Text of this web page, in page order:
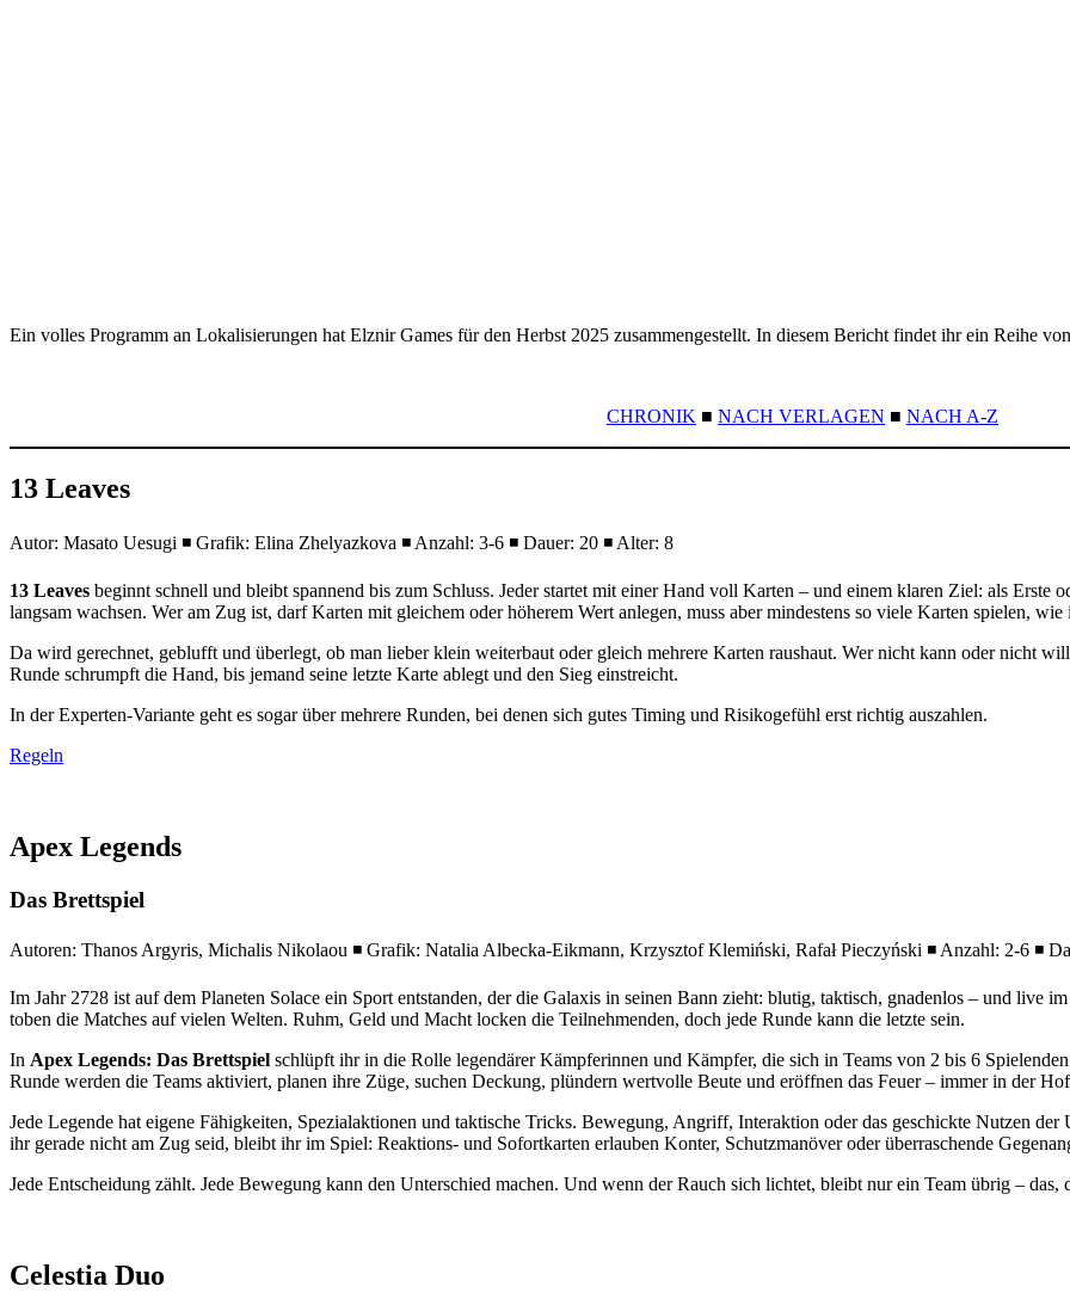
Ein volles Programm an Lokalisierungen hat Elznir Games für den Herbst 2025 zusammengestellt. In diesem Bericht findet ihr ein Reihe
CHRONIK ■ NACH VERLAGEN ■ NACH A-Z
13 Leaves
Autor: Masato Uesugi ◾ Grafik: Elina Zhelyazkova ◾ Anzahl: 3-6 ◾ Dauer: 20 ◾ Alter: 8
13 Leaves beginnt schnell und bleibt spannend bis zum Schluss. Jeder startet mit einer Hand voll Karten – und einem klaren Ziel: als
langsam wachsen. Wer am Zug ist, darf Karten mit gleichem oder höherem Wert anlegen, muss aber mindestens so viele Karten spielen, wie
Da wird gerechnet, geblufft und überlegt, ob man lieber klein weiterbaut oder gleich mehrere Karten raushaut. Wer nicht kann oder nicht
Runde schrumpft die Hand, bis jemand seine letzte Karte ablegt und den Sieg einstreicht.
In der Experten-Variante geht es sogar über mehrere Runden, bei denen sich gutes Timing und Risikogefühl erst richtig auszahlen.
Regeln
Apex Legends
Das Brettspiel
Autoren: Thanos Argyris, Michalis Nikolaou ◾ Grafik: Natalia Albecka-Eikmann, Krzysztof Klemiński, Rafał Pieczyński ◾ Anzahl: 2-6 ◾
Im Jahr 2728 ist auf dem Planeten Solace ein Sport entstanden, der die Galaxis in seinen Bann zieht: blutig, taktisch, gnadenlos – und live
toben die Matches auf vielen Welten. Ruhm, Geld und Macht locken die Teilnehmenden, doch jede Runde kann die letzte sein.
In Apex Legends: Das Brettspiel schlüpft ihr in die Rolle legendärer Kämpferinnen und Kämpfer, die sich in Teams von 2 bis 6
Runde werden die Teams aktiviert, planen ihre Züge, suchen Deckung, plündern wertvolle Beute und eröffnen das Feuer – immer in der
Jede Legende hat eigene Fähigkeiten, Spezialaktionen und taktische Tricks. Bewegung, Angriff, Interaktion oder das geschickte Nutzen
ihr gerade nicht am Zug seid, bleibt ihr im Spiel: Reaktions- und Sofortkarten erlauben Konter, Schutzmanöver oder überraschende
Jede Entscheidung zählt. Jede Bewegung kann den Unterschied machen. Und wenn der Rauch sich lichtet, bleibt nur ein Team übrig –
Celestia Duo